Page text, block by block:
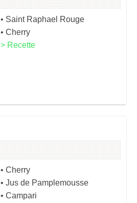
• Saint Raphael Rouge
• Cherry
> Recette
• Cherry
• Jus de Pamplemousse
• Campari